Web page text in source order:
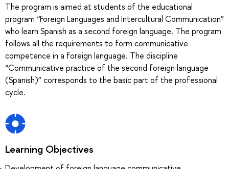
The program is aimed at students of the educational
program “Foreign Languages and Intercultural Communication”
who learn Spanish as a second foreign language. The program
follows all the requirements to form communicative
competence in a foreign language. The discipline
“Communicative practice of the second foreign language
(Spanish)” corresponds to the basic part of the professional
cycle.
Learning Objectives